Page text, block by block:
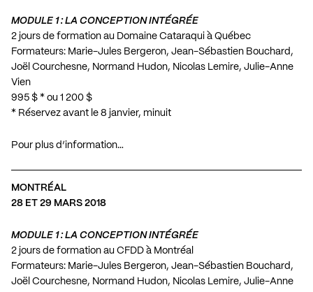
MODULE 1 : LA CONCEPTION INTÉGRÉE
2 jours de formation au Domaine Cataraqui à Québec
Formateurs: Marie-Jules Bergeron, Jean-Sébastien Bouchard,
Joël Courchesne, Normand Hudon, Nicolas Lemire, Julie-Anne
Vien
995 $ * ou 1 200 $
* Réservez avant le 8 janvier, minuit
Pour plus d’information…
MONTRÉAL
28 ET 29 MARS 2018
MODULE 1 : LA CONCEPTION INTÉGRÉE
2 jours de formation au CFDD à Montréal
Formateurs: Marie-Jules Bergeron, Jean-Sébastien Bouchard,
Joël Courchesne, Normand Hudon, Nicolas Lemire, Julie-Anne